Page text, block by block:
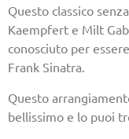
Questo classico
Kaempfert e Milt
conosciuto per
Frank Sinatra.
Questo
bellissimo e lo puoi